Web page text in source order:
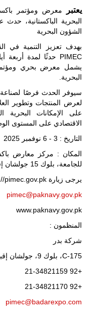
يعتبر
البحرية الباكستانية،
الشؤون البحرية
بهدف تعزيز التنمية في
يشمل معرض بحري ومؤتمر
البحرية.
سيوفر الحدث فرصًا لصناعة
لعرض المنتجات وتطوير
على الإمكانات البحرية
الاقتصادي على المستوى
التاريخ : 3 - 6 نوفمبر 2025
المكان : مركز معارض
للجامعة، بلوك 15 جولشان إقبال، كراتشي، السند، 12311، باكستان
يرجى زيارة https://pimec.gov.pk لمزيد من التفاصيل.
pimec@paknavy.gov.pk
www.paknavy.gov.pk
المنظمون :
شركة بدر
C-175، بلوك 9، جولشان إقبال، كراتشي، باكستان
+92 21-34821159
+92 21-34821170
pimec@badarexpo.com